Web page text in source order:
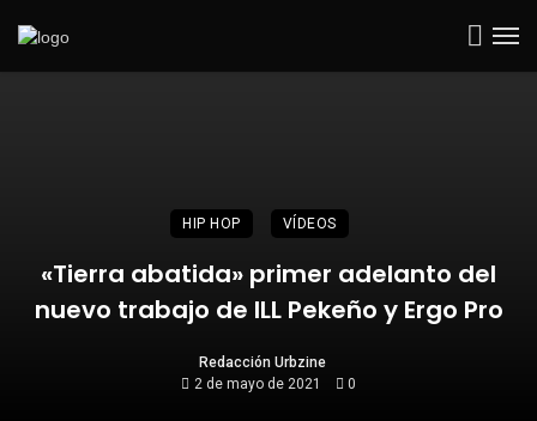
HIP HOP VÍDEOS
«Tierra abatida» primer adelanto del
nuevo trabajo de ILL Pekeño y Ergo Pro
Redacción Urbzine
2 de mayo de 2021
0